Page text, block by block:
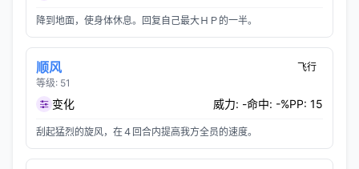
降到地面，使身体休息。回复自己最大ＨＰ的一半。
顺风
等级: 51
飞行
变化 威力: -命中: -%PP: 15
刮起猛烈的旋风，在４回合内提高我方全员的速度。